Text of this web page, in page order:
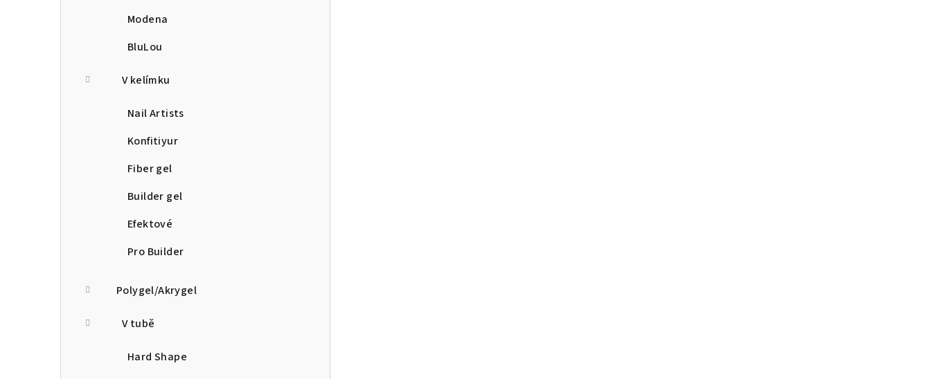
Modena
BluLou
V kelímku
Nail Artists
Konfitiyur
Fiber gel
Builder gel
Efektové
Pro Builder
Polygel/Akrygel
V tubě
Hard Shape